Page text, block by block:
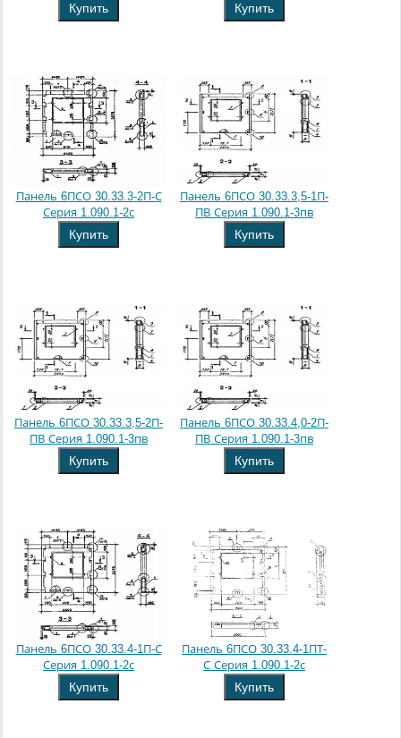
Купить Купить
Панель 6ПСО 30.33.3-2П-С
Серия 1.090.1-2с
Купить
Панель 6ПСО 30.33.3,5-1П-
ПВ Серия 1.090.1-3пв
Купить
Панель 6ПСО 30.33.3,5-2П-
ПВ Серия 1.090.1-3пв
Купить
Панель 6ПСО 30.33.4,0-2П-
ПВ Серия 1.090.1-3пв
Купить
Панель 6ПСО 30.33.4-1П-С
Серия 1.090.1-2с
Купить
Панель 6ПСО 30.33.4-1ПТ-
С Серия 1.090.1-2с
Купить